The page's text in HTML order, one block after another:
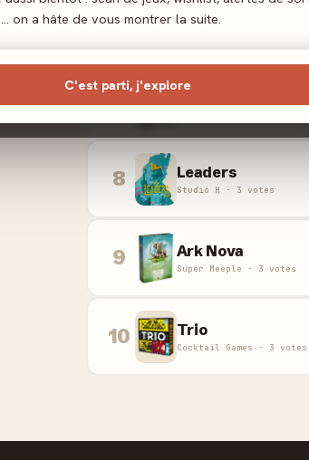
on a hâte de vous montrer la suite.
C'est parti, j'explore
6 Faraway
7 Agent avenue
8 Leaders
Studio H · 3 votes
9 Ark Nova
Super Meeple · 3 votes
10 Trio
Cocktail Games · 3 votes